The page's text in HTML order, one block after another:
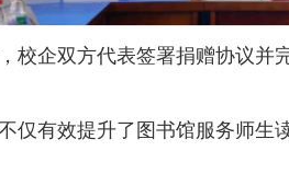
校企双方代表签署捐赠协议并
仅有效提升了图书馆服务师生